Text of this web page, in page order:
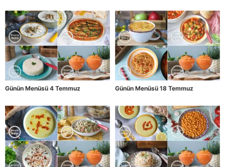
Günün Menüsü 4 Temmuz Günün Menüsü 18 Temmuz